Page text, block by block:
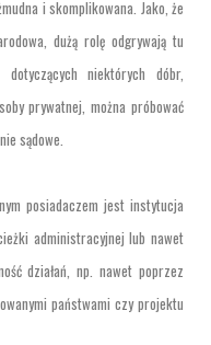
i skomplikowana. Jako, że
dużą rolę odgrywają tu
niektórych dóbr,
prywatnej, można próbować
sądowe.
posiadaczem jest instytucja
administracyjnej lub nawet
działań, np. nawet poprzez
państwami czy projektu